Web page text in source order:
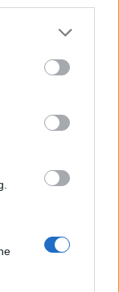
more Google
may click to
party tags to
below Google
2026, 1:30 μμ
το δίκτυο
του